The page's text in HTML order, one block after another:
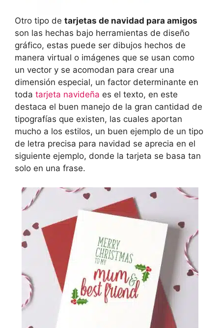
Otro tipo de tarjetas de navidad para amigos
son las hechas bajo herramientas de diseño
gráfico, estas puede ser dibujos hechos de
manera virtual o imágenes que se usan como
un vector y se acomodan para crear una
dimensión especial, un factor determinante en
toda tarjeta navideña es el texto, en este
destaca el buen manejo de la gran cantidad de
tipografías que existen, las cuales aportan
mucho a los estilos, un buen ejemplo de un tipo
de letra precisa para navidad se aprecia en el
siguiente ejemplo, donde la tarjeta se basa tan
solo en una frase.